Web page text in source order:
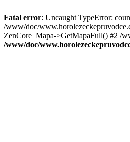
Fatal error: Uncaught TypeError:
/www/doc/
ZenCore_Mapa->GetMapaFull() #2 /
/www/doc/